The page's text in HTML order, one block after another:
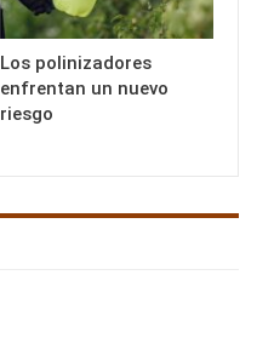
Los polinizadores
enfrentan un nuevo
riesgo